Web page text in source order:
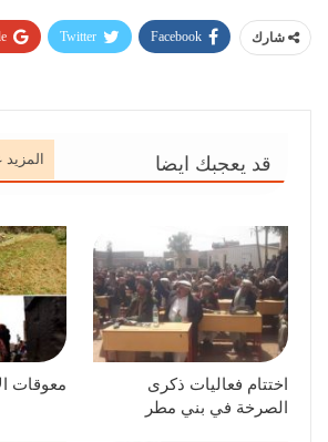
شارك Facebook
Twitter
قد يعجبك ايضا
اختتام فعاليات ذكرى
الصرخة في بني مطر
معوقات